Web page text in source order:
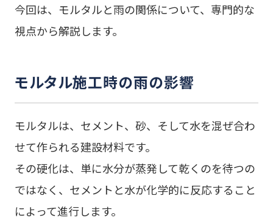
今回は、モルタルと雨の関係について、専門的な
視点から解説します。
モルタル施工時の雨の影響
モルタルは、セメント、砂、そして水を混ぜ合わ
せて作られる建設材料です。
その硬化は、単に水分が蒸発して乾くのを待つの
ではなく、セメントと水が化学的に反応すること
によって進行します。